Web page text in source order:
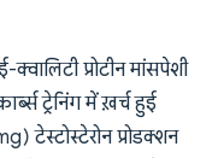
प्रोटीन मांसपेशी
ट्रेनिंग में ख़र्च हुई
टेस्टोस्टेरोन प्रोडक्शन